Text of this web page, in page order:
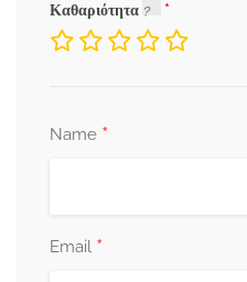
Καθαριότητα
Name *
Email *